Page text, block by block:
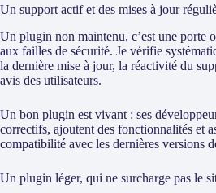
Un support actif et des mises à jour
Un plugin non maintenu, c’est une porte
aux failles de sécurité. Je vérifie
la dernière mise à jour, la réactivité du
avis des utilisateurs.
Un bon plugin est vivant : ses
correctifs, ajoutent des fonctionnalités et
compatibilité avec les dernières versions
Un plugin léger, qui ne surcharge pas le